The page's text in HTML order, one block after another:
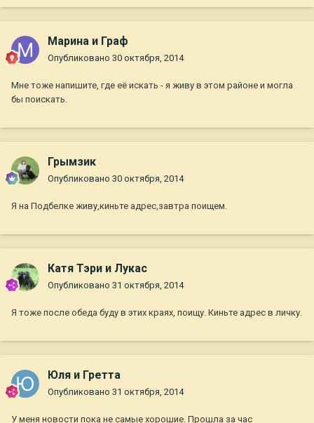
Марина и Граф
Опубликовано 30 октября, 2014
Мне тоже напишите, где её искать - я живу в этом районе и могла
бы поискать.
Грымзик
Опубликовано 30 октября, 2014
Я на Подбелке живу,киньте адрес,завтра поищем.
Катя Тэри и Лукас
Опубликовано 31 октября, 2014
Я тоже после обеда буду в этих краях, поищу. Киньте адрес в личку.
Юля и Гретта
Опубликовано 31 октября, 2014
У меня новости пока не самые хорошие. Прошла за час